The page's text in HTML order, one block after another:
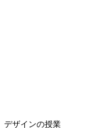
デザインの授業